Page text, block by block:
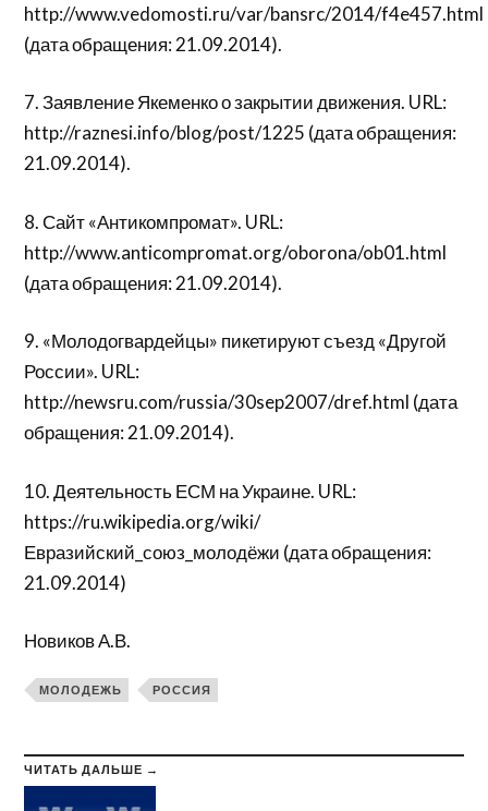
http://www.vedomosti.ru/var/bansrc/2014/f4e457.html
(дата обращения: 21.09.2014).
7. Заявление Якеменко о закрытии движения. URL:
http://raznesi.info/blog/post/1225 (дата обращения:
21.09.2014).
8. Сайт «Антикомпромат». URL:
http://www.anticompromat.org/oborona/ob01.html
(дата обращения: 21.09.2014).
9. «Молодогвардейцы» пикетируют съезд «Другой
России». URL:
http://newsru.com/russia/30sep2007/dref.html (дата
обращения: 21.09.2014).
10. Деятельность ЕСМ на Украине. URL:
https://ru.wikipedia.org/wiki/
Евразийский_союз_молодёжи (дата обращения:
21.09.2014)
Новиков А.В.
МОЛОДЕЖЬ РОССИЯ
ЧИТАТЬ ДАЛЬШЕ →